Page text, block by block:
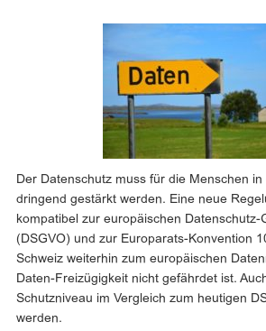
Der Datenschutz muss für die Menschen in
dringend gestärkt werden. Eine neue
kompatibel zur europäischen Datenschutz-
(DSGVO) und zur Europarats-Konvention
Schweiz weiterhin zum europäischen
Daten-Freizügigkeit nicht gefährdet ist.
Schutzniveau im Vergleich zum heutigen
werden.